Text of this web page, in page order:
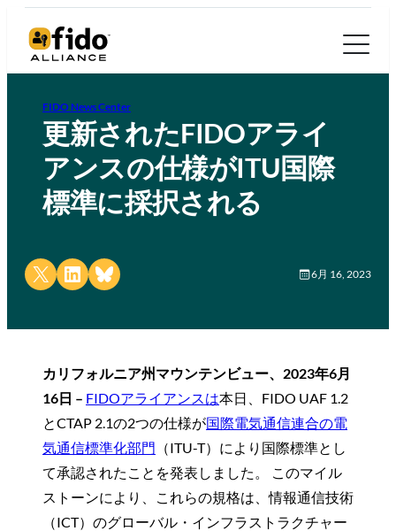
FIDO News Center
更新されたFIDOアライ
アンスの仕様がITU国際
標準に採択される
Share on X Share on LinkedIn
Share on Bluesky 6月 16, 2023
カリフォルニア州マウンテンビュー、2023年6月
16日 – FIDOアライアンスは本日、FIDO UAF 1.2
とCTAP 2.1の2つの仕様が国際電気通信連合の電
気通信標準化部門 （ITU-T）により国際標準とし
て承認されたことを発表しました。 このマイル
ストーンにより、これらの規格は、情報通信技術
（ICT）のグローバル・インフラストラクチャー